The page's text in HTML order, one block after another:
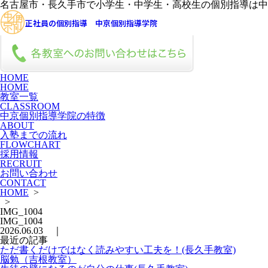
名古屋市・長久手市で小学生・中学生・高校生の個別指導は中
正社員の個別指導 中京個別指導学院
HOME
HOME
教室一覧
CLASSROOM
中京個別指導学院の特徴
ABOUT
入塾までの流れ
FLOWCHART
採用情報
RECRUIT
お問い合わせ
CONTACT
HOME >
>
IMG_1004
IMG_1004
2026.06.03 ｜
最近の記事
ただ書くだけではなく読みやすい工夫を！(長久手教室)
脳勉（吉根教室）